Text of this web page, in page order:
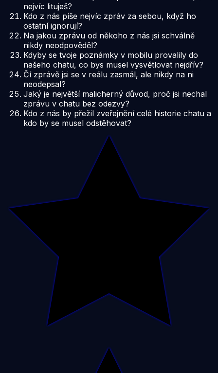
nejvíc lituješ?
Kdo z nás píše nejvíc zpráv za sebou, když ho
ostatní ignorují?
Na jakou zprávu od někoho z nás jsi schválně
nikdy neodpověděl?
Kdyby se tvoje poznámky v mobilu provalily do
našeho chatu, co bys musel vysvětlovat nejdřív?
Čí zprávě jsi se v reálu zasmál, ale nikdy na ni
neodepsal?
Jaký je největší malicherný důvod, proč jsi nechal
zprávu v chatu bez odezvy?
Kdo z nás by přežil zveřejnění celé historie chatu a
kdo by se musel odstěhovat?